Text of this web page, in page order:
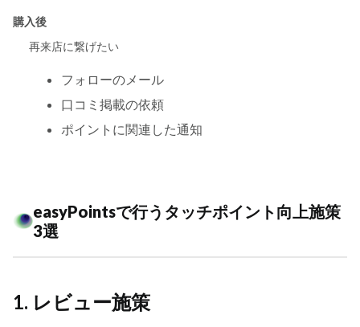
購入後
再来店に繋げたい
フォローのメール
口コミ掲載の依頼
ポイントに関連した通知
easyPointsで行うタッチポイント向上施策
3選
1. レビュー施策